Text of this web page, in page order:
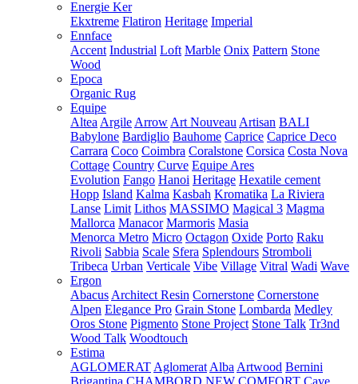
Energie Ker
Ekxtreme Flatiron Heritage Imperial
Ennface
Accent Industrial Loft Marble Onix Pattern Stone
Wood
Epoca
Organic Rug
Equipe
Altea Argile Arrow Art Nouveau Artisan BALI
Babylone Bardiglio Bauhome Caprice Caprice Deco
Carrara Coco Coimbra Coralstone Corsica Costa Nova
Cottage Country Curve Equipe Ares
Evolution Fango Hanoi Heritage Hexatile cement
Hopp Island Kalma Kasbah Kromatika La Riviera
Lanse Limit Lithos MASSIMO Magical 3 Magma
Mallorca Manacor Marmoris Masia
Menorca Metro Micro Octagon Oxide Porto Raku
Rivoli Sabbia Scale Sfera Splendours Stromboli
Tribeca Urban Verticale Vibe Village Vitral Wadi Wave
Ergon
Abacus Architect Resin Cornerstone Cornerstone
Alpen Elegance Pro Grain Stone Lombarda Medley
Oros Stone Pigmento Stone Project Stone Talk Tr3nd
Wood Talk Woodtouch
Estima
AGLOMERAT Aglomerat Alba Artwood Bernini